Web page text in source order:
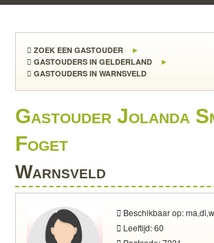
ZOEK EEN GASTOUDER
GASTOUDERS IN GELDERLAND
GASTOUDERS IN WARNSVELD
Gastouder Jolanda
Foget
Warnsveld
Beschikbaar op:
Leeftijd: 60